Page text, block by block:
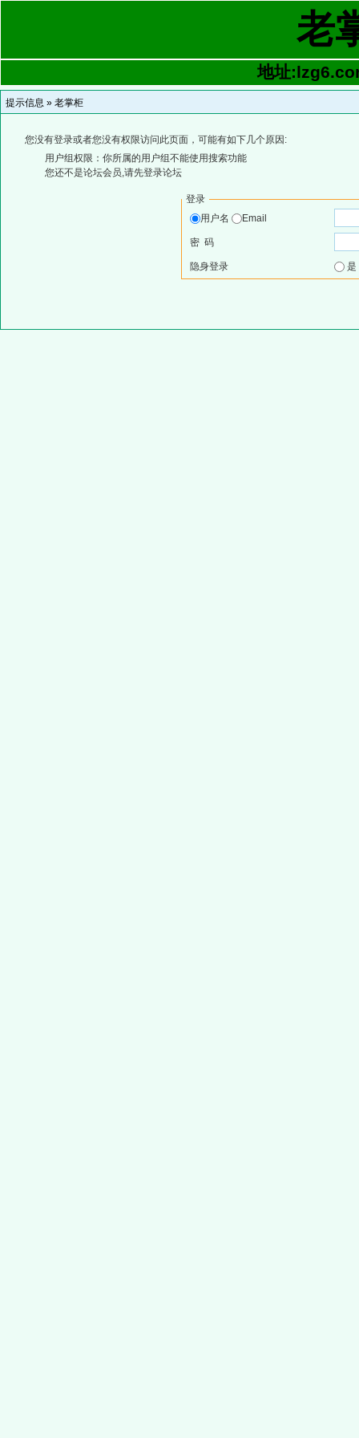
老
地址
提示信息 » 老掌柜
您没有登录或者您没有权限访问此页面，可能有如下几个原因:
用户组权限：你所属的用户组不能使用搜索功能
您还不是论坛会员,请先登录论坛
登录
用户名
Email
密 码
隐身登录